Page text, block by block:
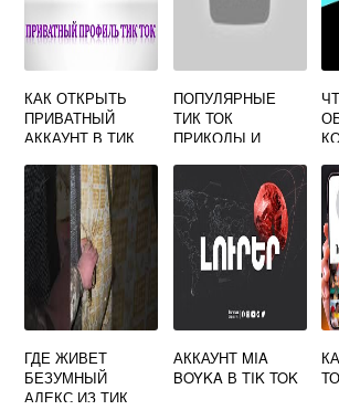
КАК ОТКРЫТЬ
ПРИВАТНЫЙ
АККАУНТ В ТИК
ПОПУЛЯРНЫЕ
ТИК ТОК
ПРИКОЛЫ И
ВИДЕО
ГДЕ ЖИВЕТ
БЕЗУМНЫЙ
АЛЕКС ИЗ ТИК
АККАУНТ MIA
BOYKA В TIK TOK